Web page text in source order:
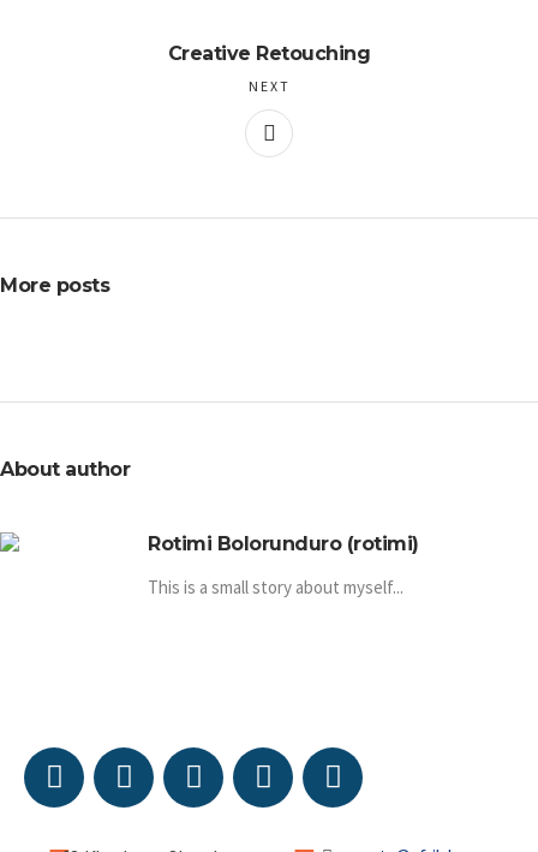
Creative Retouching
NEXT
More posts
About author
Rotimi Bolorunduro (rotimi)
This is a small story about myself...